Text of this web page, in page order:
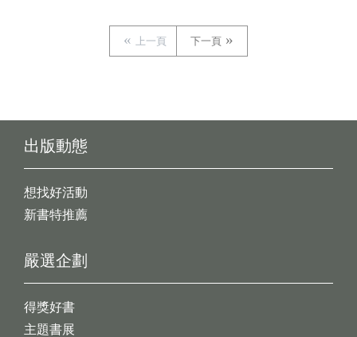
上一頁 下一頁
出版動態
想找好活動
新書特推薦
嚴選企劃
得獎好書
主題書展